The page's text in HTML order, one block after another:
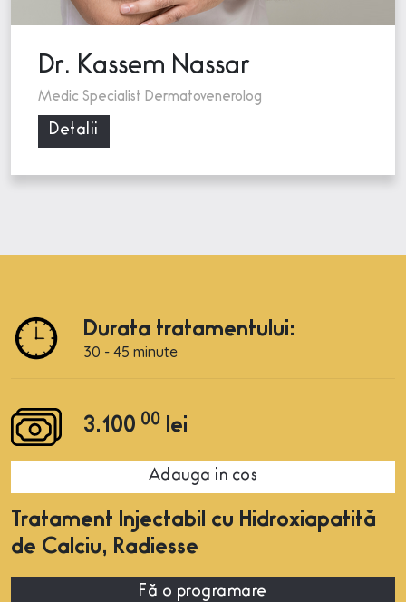
Dr. Kassem Nassar
Medic Specialist Dermatovenerolog
Detalii
Durata tratamentului:
30 - 45 minute
3.100 00 lei
Adauga in cos
Tratament Injectabil cu Hidroxiapatită
de Calciu, Radiesse
Fă o programare